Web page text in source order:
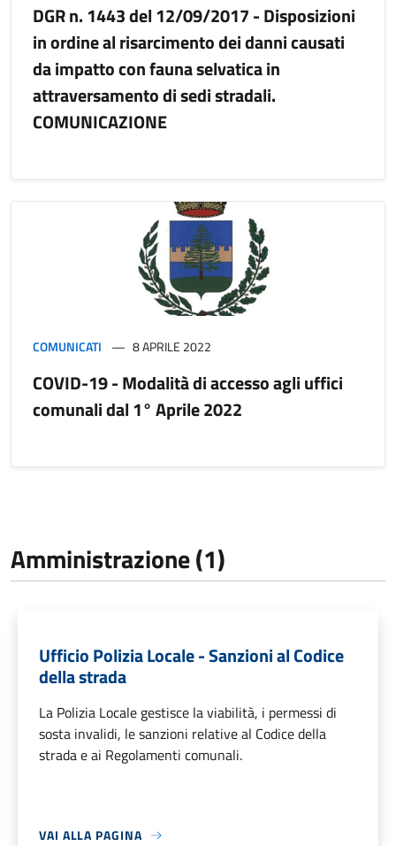
DGR n. 1443 del 12/09/2017 - Disposizioni
in ordine al risarcimento dei danni causati
da impatto con fauna selvatica in
attraversamento di sedi stradali.
COMUNICAZIONE
COMUNICATI 8 APRILE 2022
COVID-19 - Modalità di accesso agli uffici
comunali dal 1° Aprile 2022
Amministrazione (1)
Ufficio Polizia Locale - Sanzioni al Codice
della strada
La Polizia Locale gestisce la viabilità, i permessi di
sosta invalidi, le sanzioni relative al Codice della
strada e ai Regolamenti comunali.
VAI ALLA PAGINA